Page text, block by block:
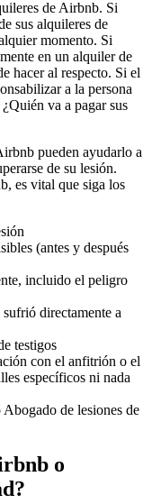
de Airbnb. Si
sus alquileres de
momento. Si
en un alquiler de
hacer al respecto. Si el
a la persona
va a pagar sus
pueden ayudarlo a
de su lesión.
es vital que siga los
(antes y después
incluido el peligro
directamente a
testigos
con el anfitrión o el
específicos ni nada
de lesiones de
o